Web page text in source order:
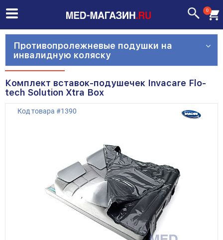
0
Противопролежневые подушки на
инвалидную коляску
Комплект вставок-подушечек Invacare Flo-
tech Solution Xtra Box
Код товара #1390